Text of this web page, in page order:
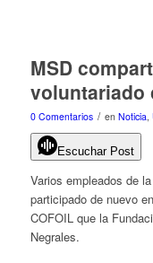
MSD
voluntariado
0 Comentarios / en Noticia,
Escuchar Post
Varios empleados de
participado de nuevo
COFOIL que la
Negrales.